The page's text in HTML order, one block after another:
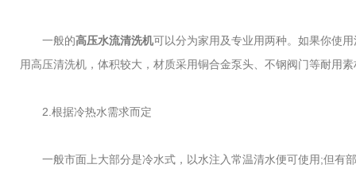
一般的高压水流清洗机可以分为家用及专业用两种。如果你使
用高压清洗机，体积较大，材质采用铜合金泵头、不钢阀门等耐用
2.根据冷热水需求而定
一般市面上大部分是冷水式，以水注入常温清水便可使用;但有部